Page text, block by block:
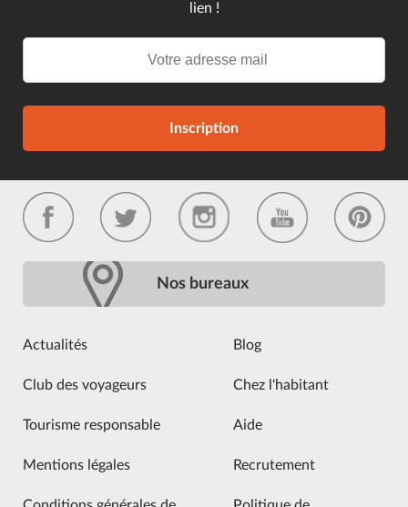
lien !
Inscription
Nos bureaux
Actualités Blog
Club des voyageurs Chez l'habitant
Tourisme responsable Aide
Mentions légales Recrutement